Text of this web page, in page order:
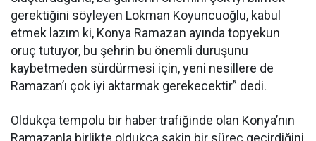
gerektiğini söyleyen Lokman Koyuncuoğlu, kabul
etmek lazım ki, Konya Ramazan ayında topyekun
oruç tutuyor, bu şehrin bu önemli duruşunu
kaybetmeden sürdürmesi için, yeni nesillere de
Ramazan’ı çok iyi aktarmak gerekecektir” dedi.
Oldukça tempolu bir haber trafiğinde olan Konya’nın
Ramazanla birlikte oldukça sakin bir süreç geçirdiğini